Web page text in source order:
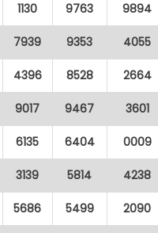
1130 9763 9894
7939 9353 4055
4396 8528 2664
9017 9467 3601
6135 6404 0009
3139 5814 4238
5686 5499 2090